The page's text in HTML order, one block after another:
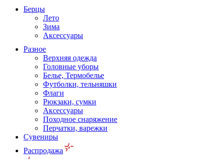
Берцы
Лето
Зима
Аксессуары
Разное
Верхняя одежда
Головные уборы
Белье, Термобелье
Футболки, тельняшки
Флаги
Рюкзаки, сумки
Аксессуары
Походное снаряжение
Перчатки, варежки
Сувениры
Распродажа